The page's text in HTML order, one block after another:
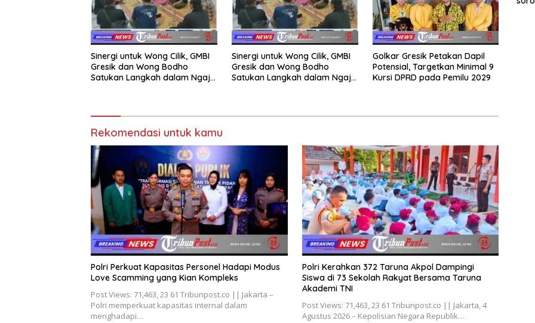
Sinergi untuk Wong Cilik, GMBI
Gresik dan Wong Bodho
Satukan Langkah dalam Ngaji
Sinergi untuk Wong Cilik, GMBI
Gresik dan Wong Bodho
Satukan Langkah dalam Ngaji
Golkar Gresik Petakan Dapil
Potensial, Targetkan Minimal 9
Kursi DPRD pada Pemilu 2029
Rekomendasi untuk kamu
Polri Perkuat Kapasitas Personel Hadapi Modus
Love Scamming yang Kian Kompleks
Post Views: 71,463, 23 61 Tribunpost.co || Jakarta –
Polri memperkuat kapasitas internal dalam
menghadapi…
Polri Kerahkan 372 Taruna Akpol Dampingi
Siswa di 73 Sekolah Rakyat Bersama Taruna
Akademi TNI
Post Views: 71,463, 23 61 Tribunpost.co || Jakarta, 4
Agustus 2026 – Kepolisian Negara Republik…